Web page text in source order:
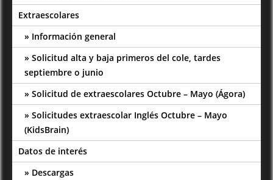
Extraescolares
Información general
Solicitud alta y baja primeros del cole, tardes
septiembre o junio
Solicitud de extraescolares Octubre – Mayo (Ágora)
Solicitudes extraescolar Inglés Octubre – Mayo
(KidsBrain)
Datos de interés
Descargas